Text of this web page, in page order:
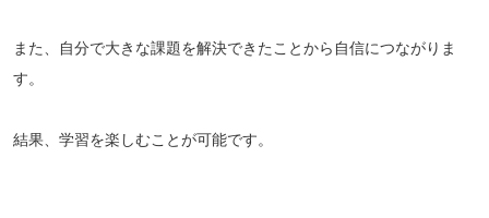
また、自分で大きな課題を解決できたことから自信につながりま
す。
結果、学習を楽しむことが可能です。